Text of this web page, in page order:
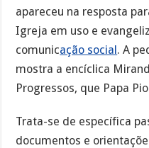
apareceu na resposta
Igreja em uso e
comunicação social. A
mostra a encíclica
Progressos, que Papa
Trata-se de específica
documentos e